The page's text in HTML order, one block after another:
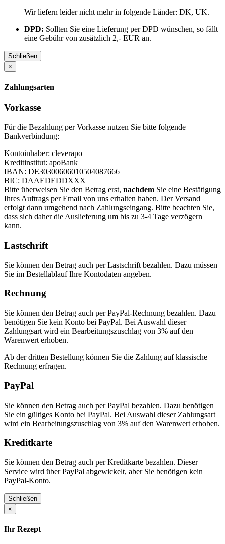
Wir liefern leider nicht mehr in folgende Länder: DK, UK.
DPD: Sollten Sie eine Lieferung per DPD wünschen, so fällt
eine Gebühr von zusätzlich 2,- EUR an.
Schließen
×
Zahlungsarten
Vorkasse
Für die Bezahlung per Vorkasse nutzen Sie bitte folgende
Bankverbindung:
Kontoinhaber: cleverapo
Kreditinstitut: apoBank
IBAN: DE30300606010504087666
BIC: DAAEDEDDXXX
Bitte überweisen Sie den Betrag erst, nachdem Sie eine Bestätigung
Ihres Auftrags per Email von uns erhalten haben. Der Versand
erfolgt dann umgehend nach Zahlungseingang. Bitte beachten Sie,
dass sich daher die Auslieferung um bis zu 3-4 Tage verzögern
kann.
Lastschrift
Sie können den Betrag auch per Lastschrift bezahlen. Dazu müssen
Sie im Bestellablauf Ihre Kontodaten angeben.
Rechnung
Sie können den Betrag auch per PayPal-Rechnung bezahlen. Dazu
benötigen Sie kein Konto bei PayPal. Bei Auswahl dieser
Zahlungsart wird ein Bearbeitungszuschlag von 3% auf den
Warenwert erhoben.
Ab der dritten Bestellung können Sie die Zahlung auf klassische
Rechnung erfragen.
PayPal
Sie können den Betrag auch per PayPal bezahlen. Dazu benötigen
Sie ein gültiges Konto bei PayPal. Bei Auswahl dieser Zahlungsart
wird ein Bearbeitungszuschlag von 3% auf den Warenwert erhoben.
Kreditkarte
Sie können den Betrag auch per Kreditkarte bezahlen. Dieser
Service wird über PayPal abgewickelt, aber Sie benötigen kein
PayPal-Konto.
Schließen
×
Ihr Rezept